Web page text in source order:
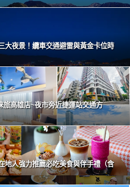
大夜景！纜車交通避雷與黃金卡位時
高雄店~夜市旁近捷運站交通方
地人強力推薦必吃美食與伴手禮（含